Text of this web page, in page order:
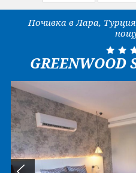
За нас
данни
ПОСЛЕДВАЙТЕ НИ
Почивка в Лара,
GREENWOOD